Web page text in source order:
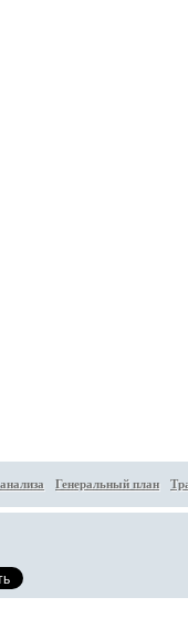
Генеральный план